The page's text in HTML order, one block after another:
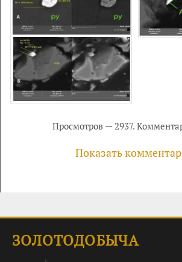
Просмотров — 2937.
Показать
ЗОЛОТОДОБЫЧА